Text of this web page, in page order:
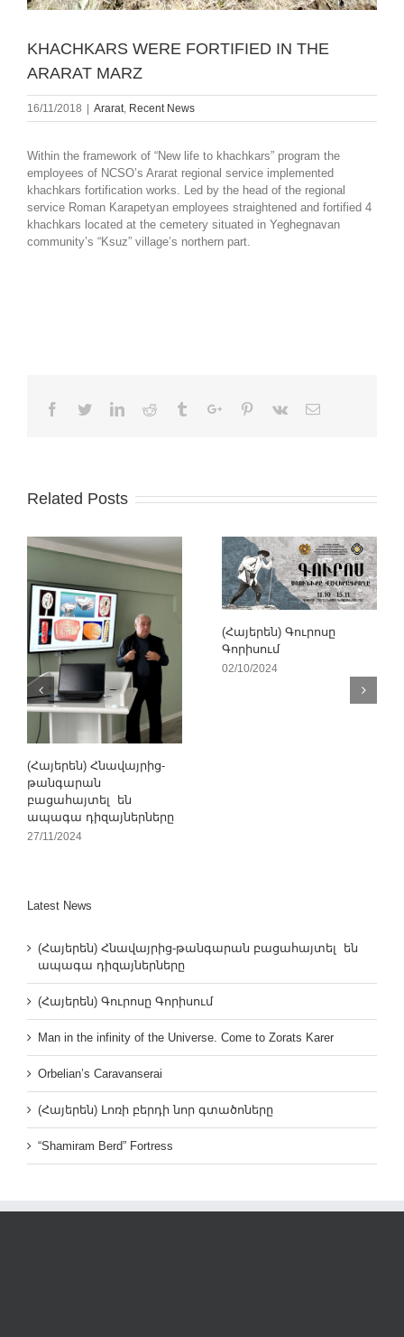
KHACHKARS WERE FORTIFIED IN THE
ARARAT MARZ
16/11/2018 | Ararat Recent News
Within the framework of “New life to khachkars” program the
employees of NCSO’s Ararat regional service implemented
khachkars fortification works. Led by the head of the regional
service Roman Karapetyan employees straightened and fortified 4
khachkars located at the cemetery situated in Yeghegnavan
community’s “Ksuz” village’s northern part.
Facebook
TwitterLinkedinReddit TumblrGoogle+Pinterest
Vk Email
Related Posts
(Հայերեն) Հնավայրից-
թանգարան
բացահայտել են
ապագա դիզայներները
27/11/2024
(Հայերեն) Գուրոսը
Գորիսում
02/10/2024
Latest News
(Հայերեն) Հնավայրից-թանգարան բացահայտել են
ապագա դիզայներները
(Հայերեն) Գուրոսը Գորիսում
Man in the infinity of the Universe. Come to Zorats Karer
Orbelian’s Caravanserai
(Հայերեն) Լոռի բերդի նոր գտածոները
“Shamiram Berd” Fortress